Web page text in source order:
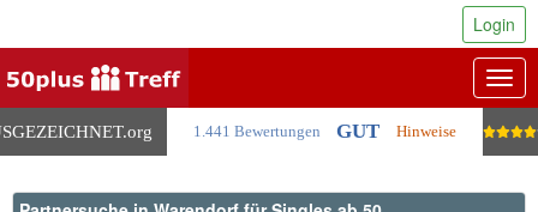
.org 1.441 Bewertungen GUT Hinweise
Login